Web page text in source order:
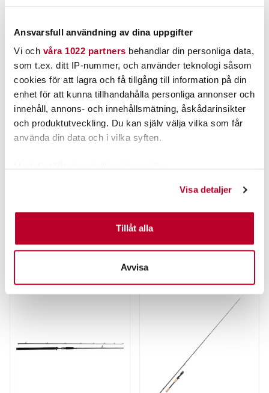
Ansvarsfull användning av dina uppgifter
Vi och våra 1022 partners behandlar din personliga data,
som t.ex. ditt IP-nummer, och använder teknologi såsom
cookies för att lagra och få tillgång till information på din
enhet för att kunna tillhandahålla personliga annonser och
innehåll, annons- och innehållsmätning, åskådarinsikter
och produktutveckling. Du kan själv välja vilka som får
använda din data och i vilka syften.
Identifiera din enhet genom att aktivt skanna den för
specifika kännetecken (fingeravtryck)
Ta reda på mer om hur dina personliga uppgifter
Du kan ändra eller dra tillbaka ditt samtycke när som
helst från cookie-förklaringen.
Vi använder enhetsidentifierare för att anpassa innehållet
och annonserna till användarna, tillhandahålla funktioner
för sociala medier och analysera vår trafik. Vi
vidarebefordrar även sådana identifierare och annan
information från din enhet till de sociala medier och
annons- och analysföretag som vi samarbetar med.
Visa detaljer
Tillåt alla
Avvisa